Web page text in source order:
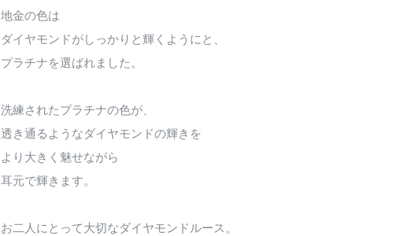
地金の色は
ダイヤモンドがしっかりと輝くようにと、
プラチナを選ばれました。
洗練されたプラチナの色が、
透き通るようなダイヤモンドの輝きを
より大きく魅せながら
耳元で輝きます。
お二人にとって大切なダイヤモンドルース。